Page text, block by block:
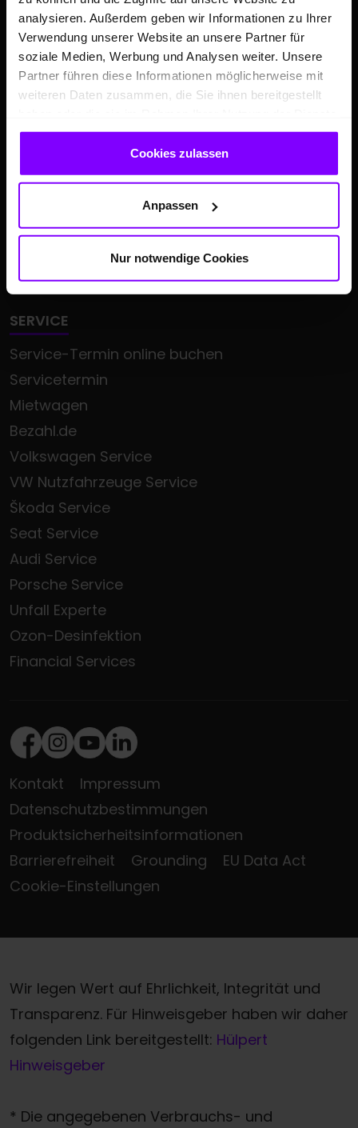
analysieren. Außerdem geben wir Informationen zu Ihrer
Verwendung unserer Website an unsere Partner für
soziale Medien, Werbung und Analysen weiter. Unsere
Partner führen diese Informationen möglicherweise mit
weiteren Daten zusammen, die Sie ihnen bereitgestellt
gesammelt haben.
Cookies zulassen
Anpassen
Nur notwendige Cookies
Fahrschulkompetenz-Zentrum
KEP-Zentrum Dortmund
Tremonia meets Hülpert
Großkunden
Hülpert Unternehmenszentrale
Hülpert Unternehmensgruppe
Leistungsspektrum
Zentrale Dienste
Kooperationen & Sponsoring
SERVICE
Service-Termin online buchen
Servicetermin
Mietwagen
Bezahl.de
Volkswagen Service
VW Nutzfahrzeuge Service
Škoda Service
Seat Service
Audi Service
Porsche Service
Unfall Experte
Ozon-Desinfektion
Financial Services
Facebook
Instagram
Youtube
LinkedIn
Kontakt
Impressum
Datenschutzbestimmungen
Produktsicherheitsinformationen
Barrierefreiheit
Grounding
EU Data Act
Cookie-Einstellungen
Wir legen Wert auf Ehrlichkeit, Integrität und
Transparenz. Für Hinweisgeber haben wir daher
folgenden Link bereitgestellt: Hülpert
Hinweisgeber
* Die angegebenen Verbrauchs- und